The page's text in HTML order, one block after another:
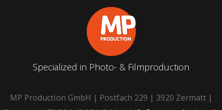
Specialized in Photo- & Filmproduction
MP Production GmbH | Postfach 229 | 3920 Zermatt |